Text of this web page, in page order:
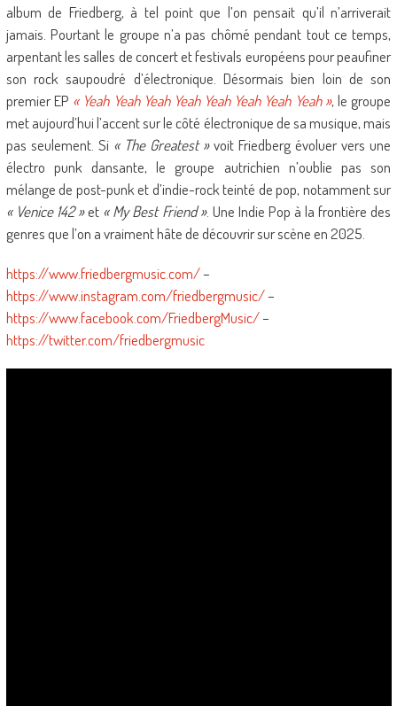
album de Friedberg, à tel point que l’on pensait qu’il n’arriverait
jamais. Pourtant le groupe n’a pas chômé pendant tout ce temps,
arpentant les salles de concert et festivals européens pour peaufiner
son rock saupoudré d’électronique. Désormais bien loin de son
premier EP « Yeah Yeah Yeah Yeah Yeah Yeah Yeah Yeah », le groupe
met aujourd’hui l’accent sur le côté électronique de sa musique, mais
pas seulement. Si« The Greatest »voit Friedberg évoluer vers une
électro punk dansante, le groupe autrichien n’oublie pas son
mélange de post-punk et d’indie-rock teinté de pop, notamment sur
« Venice 142 »et « My Best Friend ». Une Indie Pop à la frontière des
genres que l’on a vraiment hâte de découvrir sur scène en 2025.
https://www.friedbergmusic.com/–
https://www.instagram.com/friedbergmusic/–
https://www.facebook.com/FriedbergMusic/–
https://twitter.com/friedbergmusic